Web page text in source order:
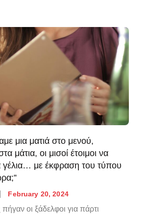
μια ματιά στο μενού,
μάτια, οι μισοί έτοιμοι να
με έκφραση του τύπου
February 20, 2024
οι ξάδελφοι για πάρτι